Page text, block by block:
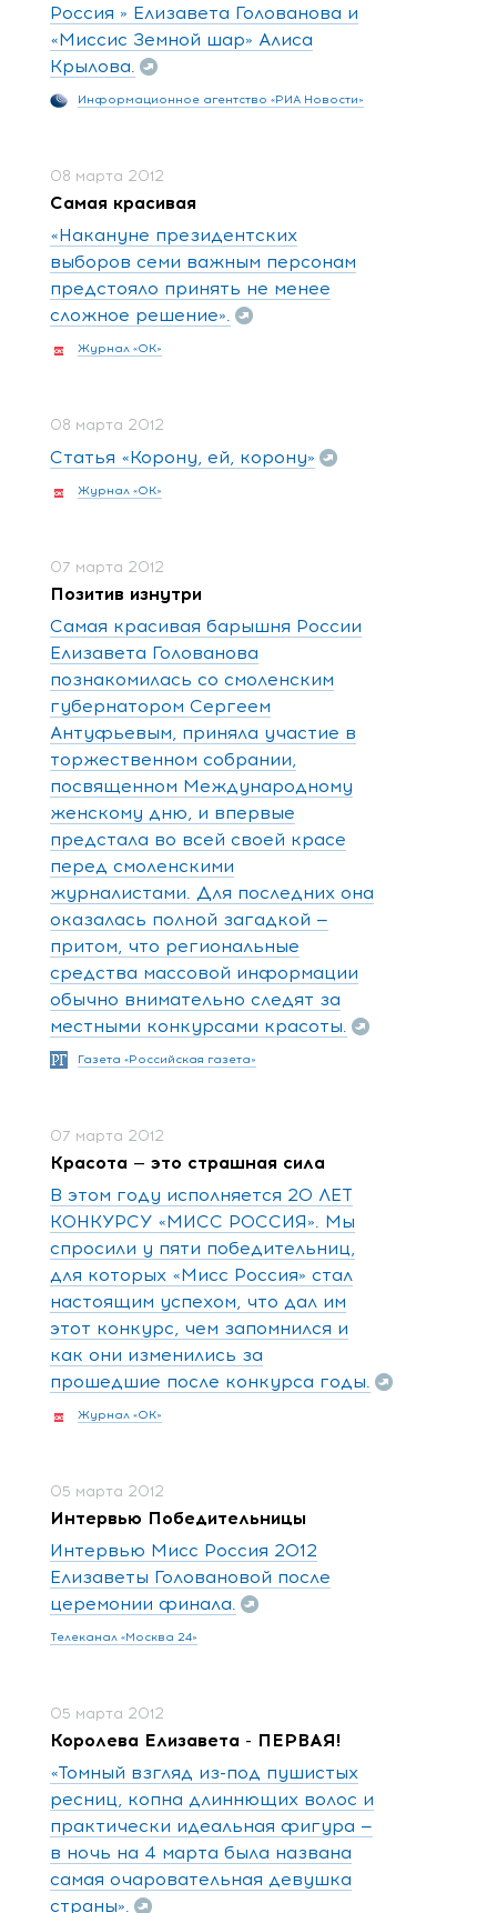
Россия » Елизавета Голованова и
«Миссис Земной шар» Алиса
Крылова.
Информационное агентство «РИА Новости»
08 марта 2012
Самая красивая
«Накануне президентских
выборов семи важным персонам
предстояло принять не менее
сложное решение».
Журнал «ОК»
08 марта 2012
Статья «Корону, ей, корону»
Журнал «ОК»
07 марта 2012
Позитив изнутри
Самая красивая барышня России
Елизавета Голованова
познакомилась со смоленским
губернатором Сергеем
Антуфьевым, приняла участие в
торжественном собрании,
посвященном Международному
женскому дню, и впервые
предстала во всей своей красе
перед смоленскими
журналистами. Для последних она
оказалась полной загадкой —
притом, что региональные
средства массовой информации
обычно внимательно следят за
местными конкурсами красоты.
Газета «Российская газета»
07 марта 2012
Красота — это страшная сила
В этом году исполняется 20 ЛЕТ
КОНКУРСУ «МИСС РОССИЯ». Мы
спросили у пяти победительниц,
для которых «Мисс Россия» стал
настоящим успехом, что дал им
этот конкурс, чем запомнился и
как они изменились за
прошедшие после конкурса годы.
Журнал «ОК»
05 марта 2012
Интервью Победительницы
Интервью Мисс Россия 2012
Елизаветы Головановой после
церемонии финала.
Телеканал «Москва 24»
05 марта 2012
Королева Елизавета - ПЕРВАЯ!
«Томный взгляд из-под пушистых
ресниц, копна длиннющих волос и
практически идеальная фигура —
в ночь на 4 марта была названа
самая очаровательная девушка
страны».